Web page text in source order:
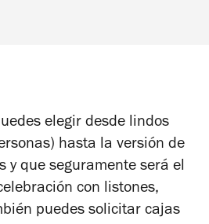
elegir desde lindos
hasta la versión de
y que seguramente será el
con listones,
puedes solicitar cajas